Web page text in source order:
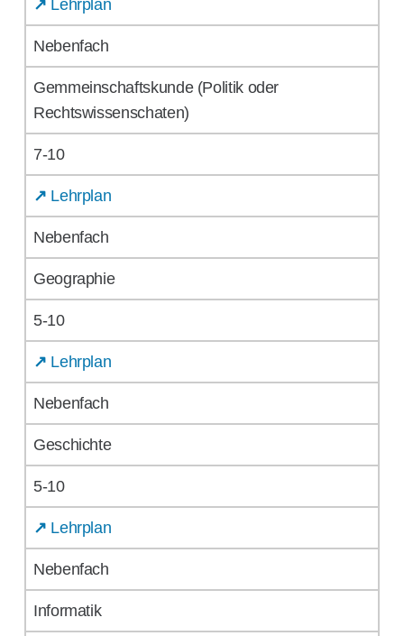
↗ Lehrplan
Nebenfach
Gemmeinschaftskunde (Politik oder
Rechtswissenschaten)
7-10
↗ Lehrplan
Nebenfach
Geographie
5-10
↗ Lehrplan
Nebenfach
Geschichte
5-10
↗ Lehrplan
Nebenfach
Informatik